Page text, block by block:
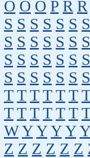
O O O P R R
S S S S S S S
S S S S S S S
S S S S S S S
S S S S S S S
T T T T T T
T T T T T T
W Y Y Y Y Y
Z Z Z Z Z Z